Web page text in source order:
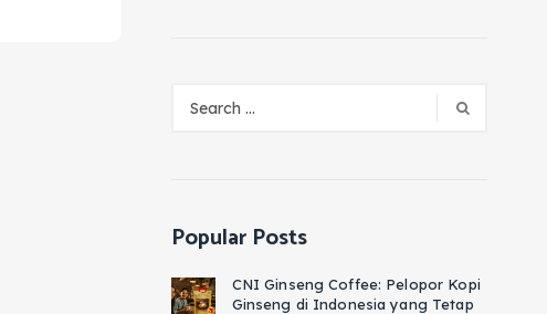
Popular Posts
CNI Ginseng Coffee: Pelopor Kopi
Ginseng di Indonesia yang Tetap